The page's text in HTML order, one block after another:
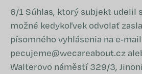
6/1 Súhlas, ktorý subjekt udelil
možné kedykoľvek odvolať
písomného vyhlásenia na e‑mail
pecujeme@wecareabout.cz
Walterovo náměstí 329/3,